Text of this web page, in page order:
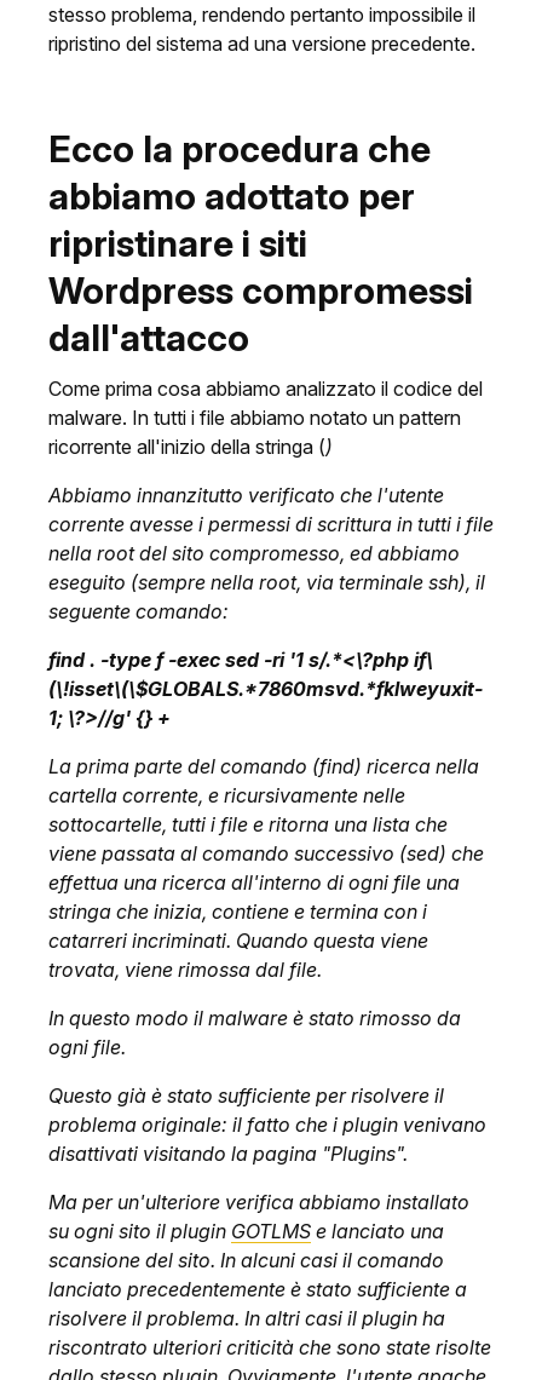
stesso problema, rendendo pertanto impossibile il
ripristino del sistema ad una versione precedente.
Ecco la procedura che
abbiamo adottato per
ripristinare i siti
Wordpress compromessi
dall'attacco
Come prima cosa abbiamo analizzato il codice del
malware. In tutti i file abbiamo notato un pattern
ricorrente all'inizio della stringa ()
Abbiamo innanzitutto verificato che l'utente
corrente avesse i permessi di scrittura in tutti i file
nella root del sito compromesso, ed abbiamo
eseguito (sempre nella root, via terminale ssh), il
seguente comando:
find . -type f -exec sed -ri '1 s/.*<\?php if\
(\!isset\(\$GLOBALS.*7860msvd.*fklweyuxit-
1; \?>//g' {} +
La prima parte del comando (find) ricerca nella
cartella corrente, e ricursivamente nelle
sottocartelle, tutti i file e ritorna una lista che
viene passata al comando successivo (sed) che
effettua una ricerca all'interno di ogni file una
stringa che inizia, contiene e termina con i
catarreri incriminati. Quando questa viene
trovata, viene rimossa dal file.
In questo modo il malware è stato rimosso da
ogni file.
Questo già è stato sufficiente per risolvere il
problema originale: il fatto che i plugin venivano
disattivati visitando la pagina "Plugins".
Ma per un'ulteriore verifica abbiamo installato
su ogni sito il plugin GOTLMS e lanciato una
scansione del sito. In alcuni casi il comando
lanciato precedentemente è stato sufficiente a
risolvere il problema. In altri casi il plugin ha
riscontrato ulteriori criticità che sono state risolte